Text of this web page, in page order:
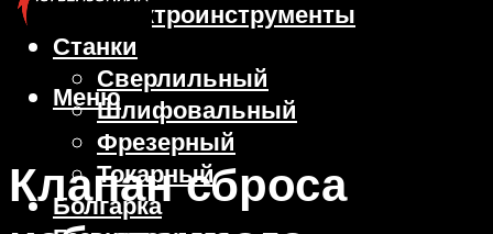
Электроинструменты
Станки
Сверлильный
Шлифовальный
Фрезерный
Токарный
Болгарка
Меню
Клапан сброса